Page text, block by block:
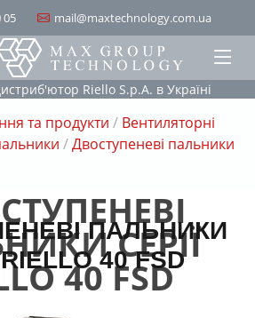
05 mail@maxtechnology.com.ua
Riello S.p.A. в Україні
та продукти / Вентиляторні
/Двоступеневі пальники
СЕРІЇ
40 FSD
ПАЛЬНИКИ
40 FSD